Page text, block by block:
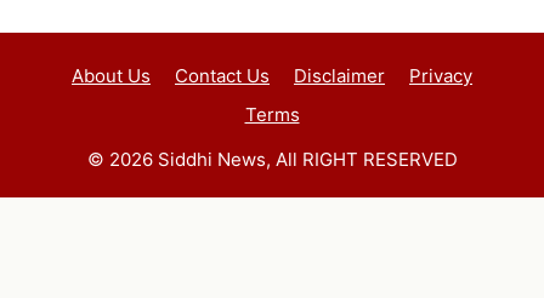
About Us Contact Us Disclaimer
Privacy
Terms
© 2026 Siddhi News, All RIGHT RESERVED